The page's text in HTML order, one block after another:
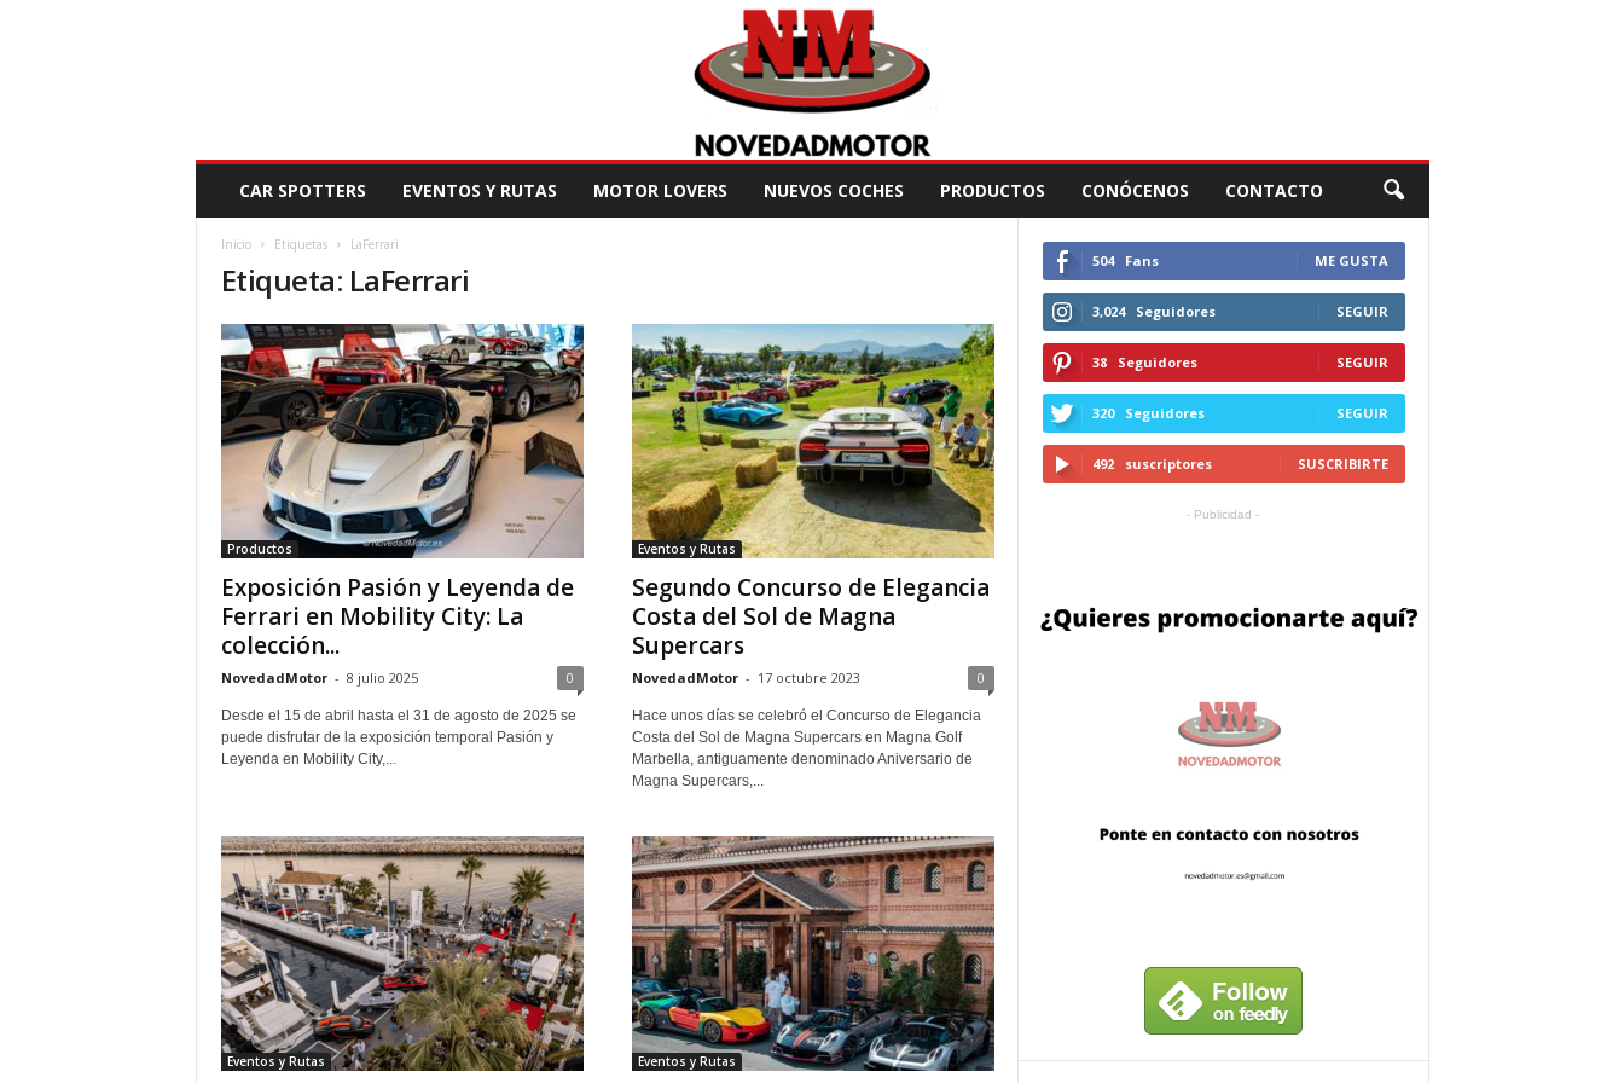
V
CAR SPOTTERS EVENTOS Y RUTAS MOTOR LOVERS NUEVOS COCHES PRODUCTOS CONÓCENOS CONTACTO
Inicio Etiquetas LaFerrari
Etiqueta: LaFerrari
Productos
Exposición Pasión y Leyenda de
Ferrari en Mobility City: La
colección...
NovedadMotor - 8 julio 2025 0
Desde el 15 de abril hasta el 31 de agosto de 2025 se
puede disfrutar de la exposición temporal Pasión y
Leyenda en Mobility City,...
Eventos y Rutas
Segundo Concurso de Elegancia
Costa del Sol de Magna
Supercars
NovedadMotor - 17 octubre 2023 0
Hace unos días se celebró el Concurso de Elegancia
Costa del Sol de Magna Supercars en Magna Golf
Marbella, antiguamente denominado Aniversario de
Magna Supercars,...
Eventos y Rutas Eventos y Rutas
504 Fans ME GUSTA
3,024 Seguidores SEGUIR
38 Seguidores SEGUIR
320 Seguidores SEGUIR
492 suscriptores SUSCRIBIRTE
- Publicidad -